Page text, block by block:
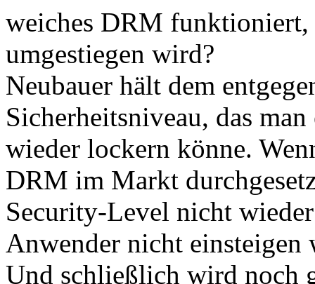
weiches DRM funktioniert,
umgestiegen wird?
Neubauer hält dem
Sicherheitsniveau, das
wieder lockern könne.
DRM im Markt
Security-Level nicht
Anwender nicht einsteigen
Und schließlich wird noch